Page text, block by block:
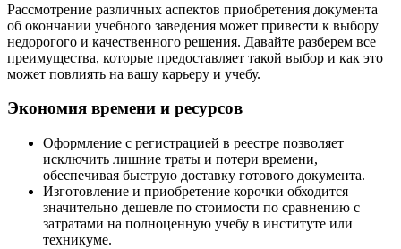
Рассмотрение различных аспектов приобретения документа
об окончании учебного заведения может привести к выбору
недорогого и качественного решения. Давайте разберем все
преимущества, которые предоставляет такой выбор и как это
может повлиять на вашу карьеру и учебу.
Экономия времени и ресурсов
Оформление с регистрацией в реестре позволяет
исключить лишние траты и потери времени,
обеспечивая быструю доставку готового документа.
Изготовление и приобретение корочки обходится
значительно дешевле по стоимости по сравнению с
затратами на полноценную учебу в институте или
техникуме.